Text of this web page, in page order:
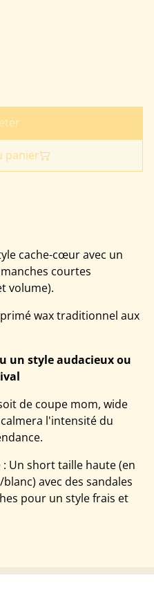
panier
cache-cœur avec un
courtes
volume).
wax traditionnel aux
un style audacieux ou
de coupe mom, wide
l'intensité du
Un short taille haute (en
avec des sandales
pour un style frais et